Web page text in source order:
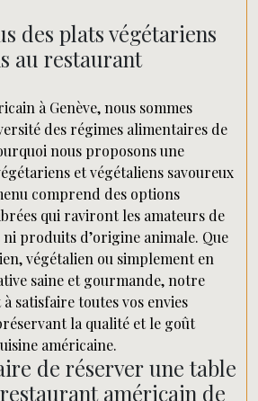
des plats végétariens
au restaurant
à Genève, nous sommes
des régimes alimentaires de
nous proposons une
et végétaliens savoureux
comprend des options
qui raviront les amateurs de
ni produits d’origine animale. Que
végétalien ou simplement en
saine et gourmande, notre
satisfaire toutes vos envies
la qualité et le goût
américaine.
de réserver une table
restaurant américain de